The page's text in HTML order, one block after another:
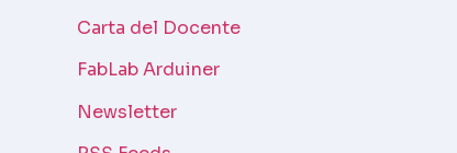
Carta del Docente
FabLab Arduiner
Newsletter